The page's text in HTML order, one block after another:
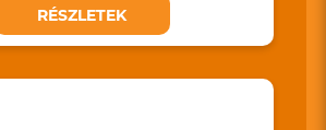
RÉSZLETEK